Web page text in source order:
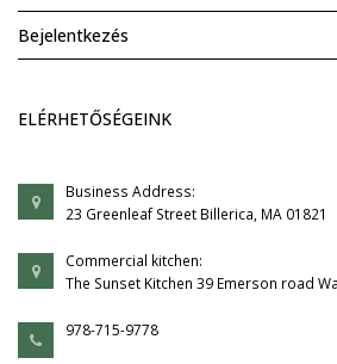
Bejelentkezés
ELÉRHETŐSÉGEINK
Business Address:
23 Greenleaf Street Billerica, MA 01821
Commercial kitchen:
The Sunset Kitchen 39 Emerson road
978-715-9778